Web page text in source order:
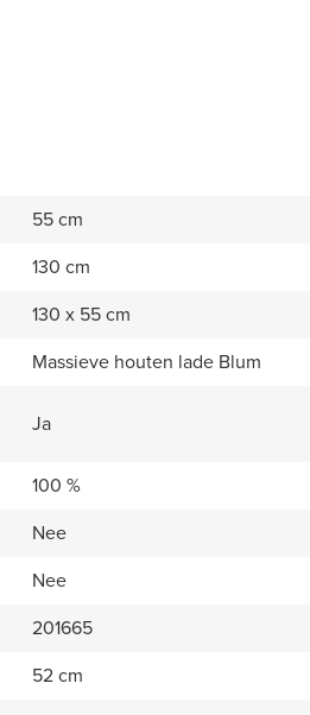
55 cm
130 cm
130 x 55 cm
Massieve houten lade Blum
Ja
100 %
Nee
Nee
201665
52 cm